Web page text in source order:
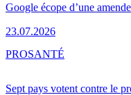
Google écope d’une
23.07.2026
Sept pays votent contre le
PROSANTÉ